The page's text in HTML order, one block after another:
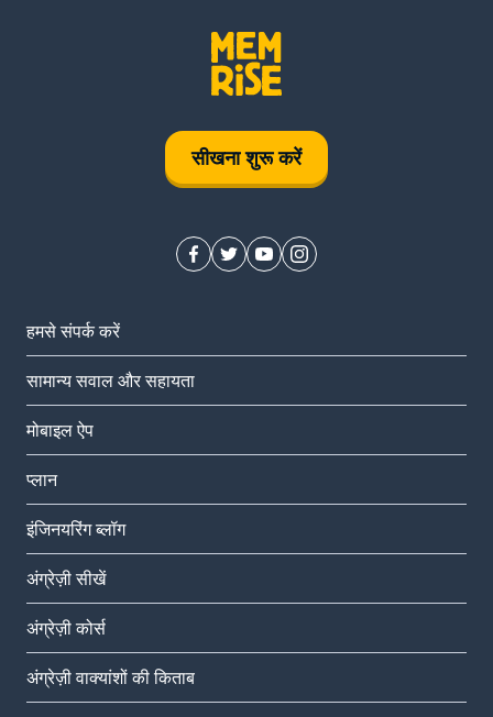
सीखना शुरू करें
हमसे संपर्क करें
सामान्य सवाल और सहायता
मोबाइल ऐप
प्‍लान
इंजिनयरिंग ब्लॉग
अंग्रेज़ी सीखें
अंग्रेज़ी कोर्स
अंग्रेज़ी वाक्यांशों की किताब